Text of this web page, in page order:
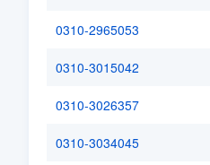
0310-2965053
0310-3015042
0310-3026357
0310-3034045